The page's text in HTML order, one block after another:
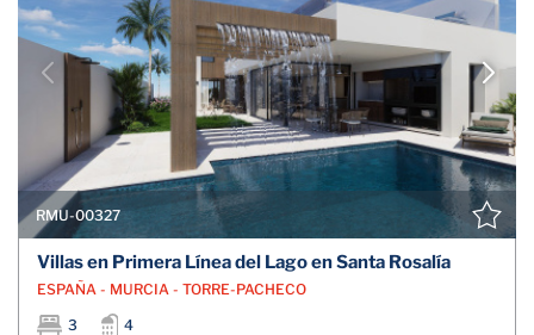
RMU-00327
Villas en Primera Línea del Lago en Santa Rosalía
ESPAÑA - MURCIA - TORRE-PACHECO
3
4